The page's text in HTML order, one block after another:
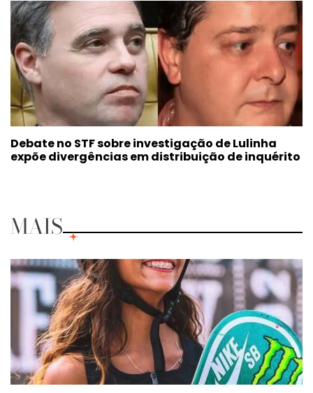
Debate no STF sobre investigação de Lulinha
expõe divergências em distribuição de inquérito
MAIS